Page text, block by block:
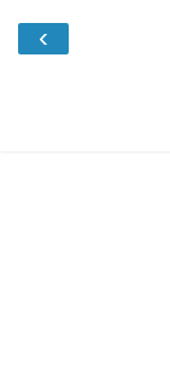
‹